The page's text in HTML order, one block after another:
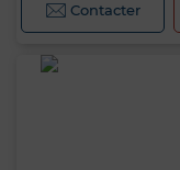
Contacter